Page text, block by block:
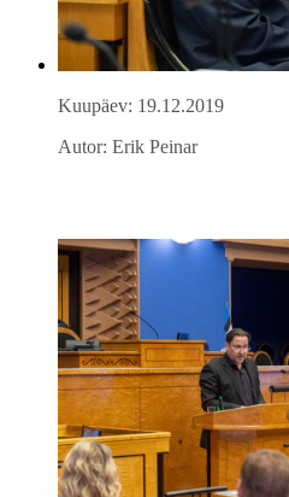
Kuupäev: 19.12.2019
Autor: Erik Peinar